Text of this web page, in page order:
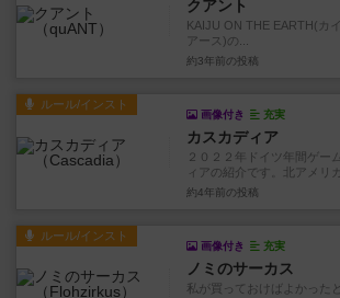
クアント
KAIJU ON THE EARTH(
アース)の...
約3年前 の投稿
ルール/インスト
画像付き 充実
カスカディア
２０２２年ドイツ年間ゲー
ィアの紹介です。北アメリ
約4年前 の投稿
ルール/インスト
画像付き 充実
ノミのサーカス
私が買っておけばよかった